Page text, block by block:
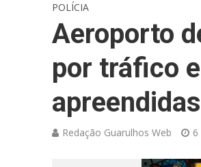
POLÍCIA
Aeroporto
por tráfico
Redação Guarulhos Web 6